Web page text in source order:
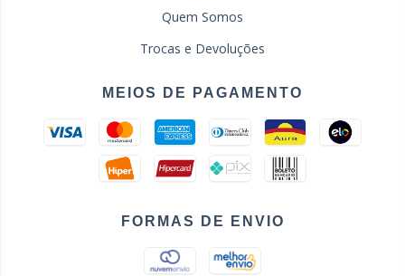
Quem Somos
Trocas e Devoluções
MEIOS DE PAGAMENTO
FORMAS DE ENVIO